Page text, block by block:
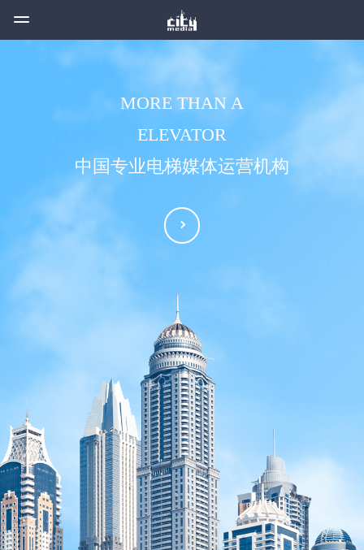
MORE THAN A
ELEVATOR
中国专业电梯媒体运营机构